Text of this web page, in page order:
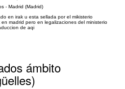
- Madrid (Madrid)
en irak u esta sellada por el mikisterio
madrid pero en legalizaciones del ministerio
de aqi
ámbito